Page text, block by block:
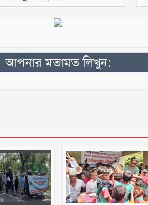
আপনার মতামত লিখুন: